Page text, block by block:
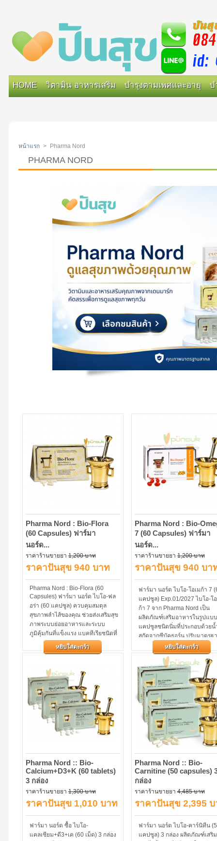
HOME วิตามิน อาหารเสริม บำรุงตามเพศและอายุ บ
หน้าแรก > Pharma Nord
PHARMA NORD
Pharma Nord : Bio-Flora
(60 Capsules) ฟาร์มา
นอร์ด...
ราคาร้านขายยา1,200 บาท
ราคาปันสุข 940 บาท
Pharma Nord : Bio-Flora (60
Capsules) ฟาร์มา นอร์ด ไบโอ-ฟล
อร่า (60 แคปซูล) ควบคุมสมดุล
สุขภาพลำไส้ของคุณ ช่วยส่งเสริมสุข
ภาพระบบย่อยอาหารและระบบ
ภูมิคุ้มกันที่แข็งแรง แบคทีเรียชนิดที่
ผลิตกรดแลคติคมีชีวิต แลคโต
บาซิลลัส...
หยิบใส่ตะกร้า
Pharma Nord : Bio-
7 (60 Capsules) ฟาร์มา
นอร์ด...
ราคาร้านขายยา1,200 บาท
ราคาปันสุข 940 บา
ฟาร์มา นอร์ด ไบโอ-โอเมก้า 7
แคปซูล) Exp.01/2027 ไบโอ-โ
ก้า 7 จาก Pharma Nord เป็น
ผลิตภัณฑ์เสริมอาหารในรูปแบบ
แคปซูลชนิดนิ่มที่ประกอบด้วยน้
สกัดจากซีบัคธอร์น ปรับมาตรฐ
500 มก. ในแต่ละแคปซูล...
หยิบใส่ตะกร้า
Pharma Nord :: Bio-
Calcium​+D3+K (60 tablets)
3 กล่อง
ราคาร้านขายยา1,300 บาท
ราคาปันสุข 1,010 บาท
ฟาร์มา นอร์ด ซื้อ ไบโอ-
แคลเซียม+ดี3+เค (60 เม็ด) 3 กล่อง
Pharma Nord :: Bio-
Carnitine (50 capsules)
กล่อง
ราคาร้านขายยา4,485 บาท
ราคาปันสุข 2,395
ฟาร์มา นอร์ด ไบโอ-คาร์นิทีน
แคปซูล) 3 กล่อง ผลิตภัณฑ์เสริ